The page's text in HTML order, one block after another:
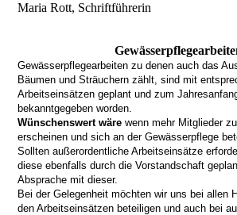
Maria Rott, Schriftführerin
Gewässerpflegearbeiten zu denen auch das
Bäumen und Sträuchern zählt, sind mit
Arbeitseinsätzen geplant und zum
bekanntgegeben worden.
Wünschenswert wärewenn mehr Mitglieder
erscheinen und sich an der Gewässerpflege
Sollten außerordentliche Arbeitseinsätze
diese ebenfalls durch die Vorstandschaft
Absprache mit dieser.
Bei der Gelegenheit möchten wir uns bei allen
den Arbeitseinsätzen beteiligen und auch bei